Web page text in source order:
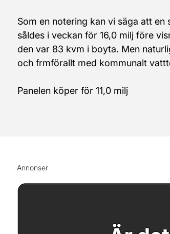
Som en notering kan vi säga att en
såldes i veckan för 16,0 milj före
den var 83 kvm i boyta. Men
och frmförallt med kommunalt
Panelen köper för 11,0 milj
Annonser